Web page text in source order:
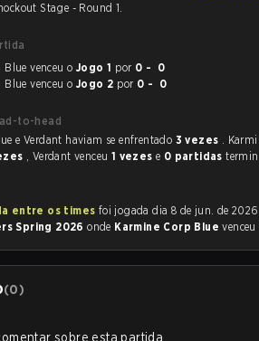
Stage - Round 1.
venceu o Jogo 1 por
0 - 0
venceu o Jogo 2 por 0 - 0
to-head
Karmine Corp Blue e Verdant haviam se enfrentado 3 vezes .
, Verdant venceu 1 vezes e 0 partidas
entre os times
Spring 2026onde Karmine Corp Bluevenceu
(0)
sobre esta partida